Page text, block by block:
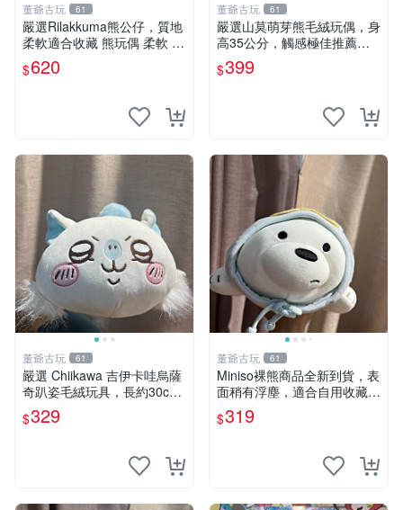
董爺古玩 61
嚴選Rilakkuma熊公仔，質地
柔軟適合收藏 熊玩偶 柔軟 公
仔 收藏
$620
董爺古玩 61
嚴選山莫萌芽熊毛絨玩偶，身
高35公分，觸感極佳推薦收
藏 萌芽熊 毛絨玩偶 串珠玩偶
$399
董爺古玩 61
嚴選 Chiikawa 吉伊卡哇烏薩
奇趴姿毛絨玩具，長約30c
m，質地超軟適合收藏 烏薩
奇 Chiikawa 毛絨 超軟
$329
董爺古玩 61
Miniso裸熊商品全新到貨，表
面稍有浮塵，適合自用收藏嚴
選款。 裸熊 商品 裸熊玩偶
$319